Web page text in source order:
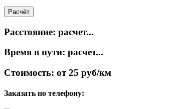
Расчёт
Расстояние: расчет...
Время в пути: расчет...
Стоимость: от 25 руб/км
Заказать по телефону: